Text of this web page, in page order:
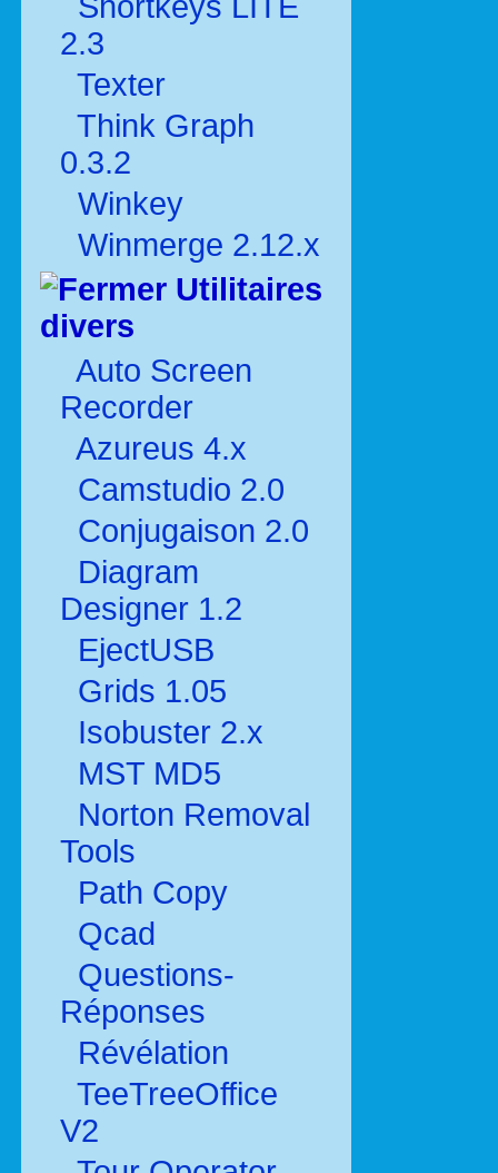
2.3
Texter
Think Graph
0.3.2
Winkey
Winmerge 2.12.x
Utilitaires
divers
Auto Screen
Recorder
Azureus 4.x
Camstudio 2.0
Conjugaison 2.0
Diagram
Designer 1.2
EjectUSB
Grids 1.05
Isobuster 2.x
MST MD5
Norton Removal
Tools
Path Copy
Qcad
Questions-
Réponses
Révélation
TeeTreeOffice
V2